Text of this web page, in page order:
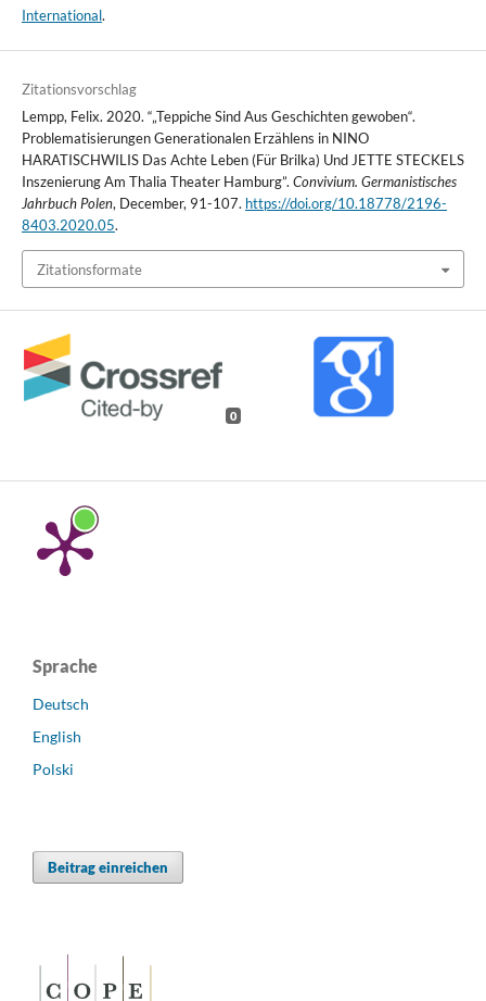
International.
Zitationsvorschlag
Lempp, Felix. 2020. “„Teppiche Sind Aus Geschichten gewoben“.
Problematisierungen Generationalen Erzählens in NINO
HARATISCHWILIS Das Achte Leben (Für Brilka) Und JETTE STECKELS
Inszenierung Am Thalia Theater Hamburg”. Convivium. Germanistisches
Jahrbuch Polen, December, 91-107. https://doi.org/10.18778/2196-
8403.2020.05.
Zitationsformate
0
Sprache
Deutsch
English
Polski
Beitrag einreichen